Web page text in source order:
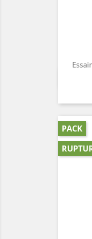
PACK